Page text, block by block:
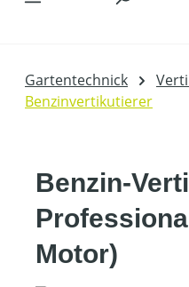
Gartentechnick
Benzinvertikutierer
Benzin-
Motor)